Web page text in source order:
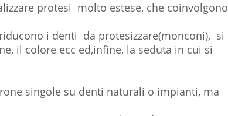
protesi molto estese, che coinvolgono
i denti da protesizzare(monconi), si
il colore ecc ed,infine, la seduta in cui si
singole su denti naturali o impianti, ma